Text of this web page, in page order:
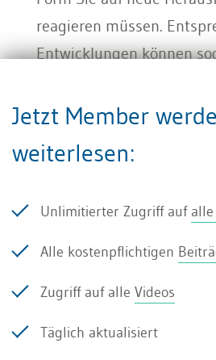
reagieren müssen.
Entwicklungen können
Budgetierungsprozesses
sind.
Allen Innovationen im
verbreitet, obwohl sie immer
ist, die Dynamik des Markts
fördern. Demzufolge wurden
Jetzt Member
weiterlesen:
Unlimitierter Zugriff auf
Alle kostenpflichtigen
Zugriff auf alle Videos
Täglich aktualisiert